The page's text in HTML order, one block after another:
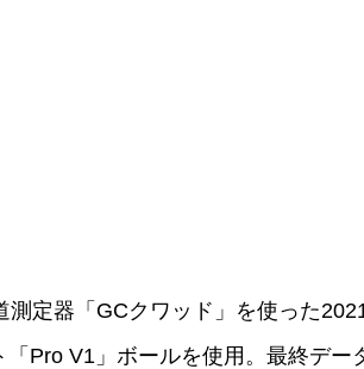
定器「GCクワッド」を使った
Pro V1」ボールを使用。最終デー